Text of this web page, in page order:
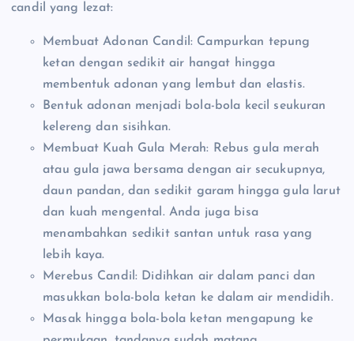
candil yang lezat:
Membuat Adonan Candil: Campurkan tepung
ketan dengan sedikit air hangat hingga
membentuk adonan yang lembut dan elastis.
Bentuk adonan menjadi bola-bola kecil seukuran
kelereng dan sisihkan.
Membuat Kuah Gula Merah: Rebus gula merah
atau gula jawa bersama dengan air secukupnya,
daun pandan, dan sedikit garam hingga gula larut
dan kuah mengental. Anda juga bisa
menambahkan sedikit santan untuk rasa yang
lebih kaya.
Merebus Candil: Didihkan air dalam panci dan
masukkan bola-bola ketan ke dalam air mendidih.
Masak hingga bola-bola ketan mengapung ke